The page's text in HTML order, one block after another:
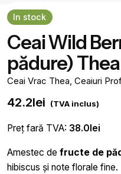
In stock
Ceai Wild
pădure)
Ceai Vrac Thea, Ceaiuri
42.2lei (TVA inclus)
Preț fară TVA: 38.0 lei
Amestec de fructe de
hibiscus și note florale fine.